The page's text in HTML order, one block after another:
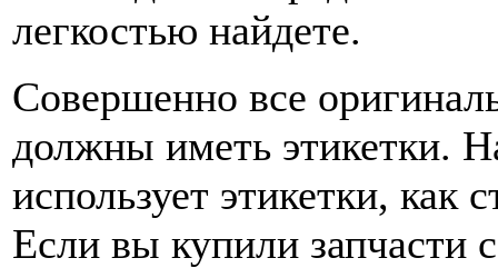
легкостью найдете.
Совершенно все
должны иметь этикетки.
использует этикетки, как
Если вы купили запчасти